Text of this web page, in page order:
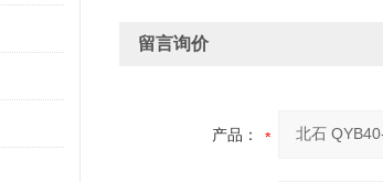
留言询价
产品：